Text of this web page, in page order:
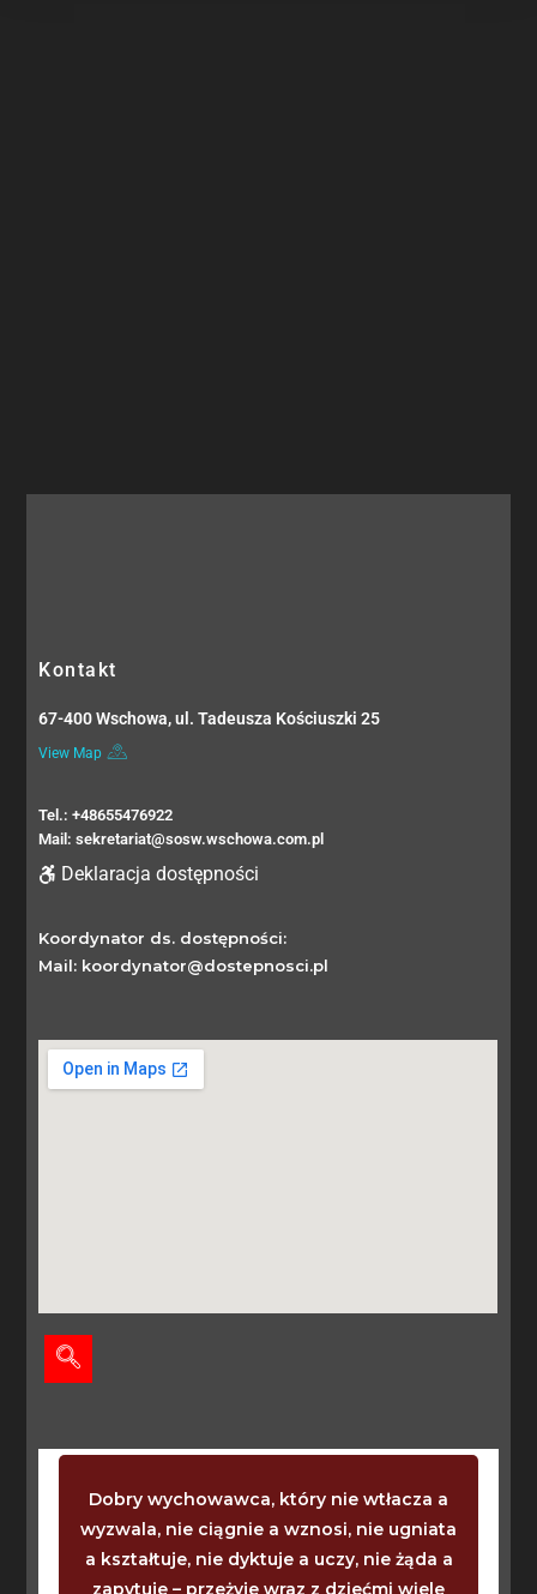
Kontakt
67-400 Wschowa, ul. Tadeusza Kościuszki 25
View Map
Tel.: +48655476922
Mail: sekretariat@sosw.wschowa.com.pl
Deklaracja dostępności
Koordynator ds. dostępności:
Mail: koordynator@dostepnosci.pl
Dobry wychowawca, który nie wtłacza a
wyzwala, nie ciągnie a wznosi, nie ugniata
a kształtuje, nie dyktuje a uczy, nie żąda a
zapytuje – przeżyje wraz z dziećmi wiele